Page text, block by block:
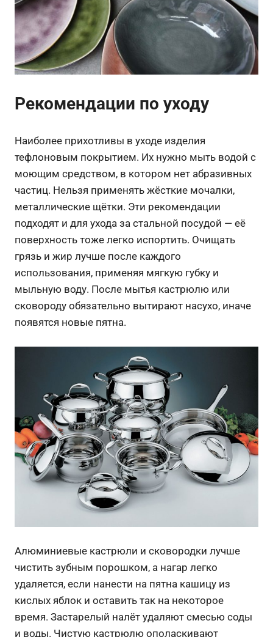
Рекомендации по уходу
Наиболее прихотливы в уходе изделия
тефлоновым покрытием. Их нужно мыть водой с
моющим средством, в котором нет абразивных
частиц. Нельзя применять жёсткие мочалки,
металлические щётки. Эти рекомендации
подходят и для ухода за стальной посудой — её
поверхность тоже легко испортить. Очищать
грязь и жир лучше после каждого
использования, применяя мягкую губку и
мыльную воду. После мытья кастрюлю или
сковороду обязательно вытирают насухо, иначе
появятся новые пятна.
Алюминиевые кастрюли и сковородки лучше
чистить зубным порошком, а нагар легко
удаляется, если нанести на пятна кашицу из
кислых яблок и оставить так на некоторое
время. Застарелый налёт удаляют смесью соды
и воды. Чистую кастрюлю ополаскивают